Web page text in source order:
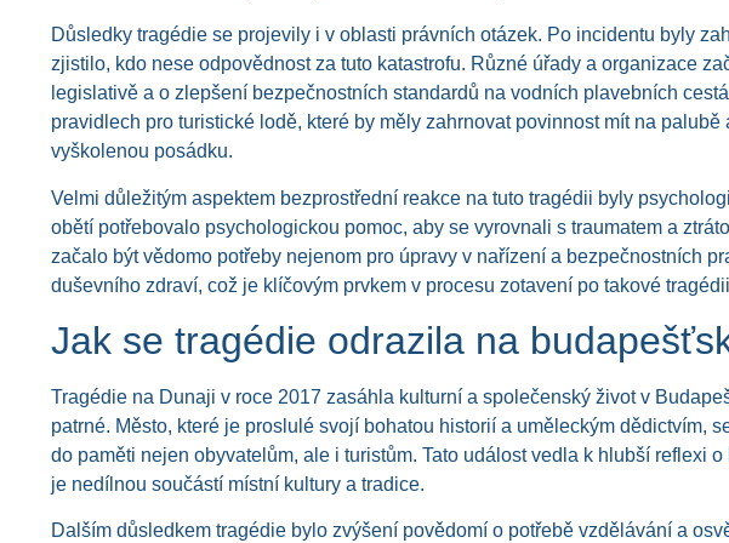
Důsledky tragédie se projevily i v oblasti právních otázek. Po incidentu byly
zjistilo, kdo nese odpovědnost za tuto katastrofu. Různé úřady a organizace
legislativě a o zlepšení bezpečnostních standardů na vodních plavebních
pravidlech pro turistické lodě, které by měly zahrnovat povinnost mít na
vyškolenou posádku.
Velmi důležitým aspektem bezprostřední reakce na tuto tragédii byly
obětí potřebovalo psychologickou pomoc, aby se vyrovnali s traumatem a
začalo být vědomo potřeby nejenom pro úpravy v nařízení a bezpečnostních
duševního zdraví, což je klíčovým prvkem v procesu zotavení po takové
Jak se tragédie odrazila na
Tragédie na Dunaji v roce 2017 zasáhla kulturní a společenský život v
patrné. Město, které je proslulé svojí bohatou historií a uměleckým dědictvím,
do paměti nejen obyvatelům, ale i turistům. Tato událost vedla k hlubší reflexi
je nedílnou součástí místní kultury a tradice.
Dalším důsledkem tragédie bylo zvýšení povědomí o potřebě vzdělávání a